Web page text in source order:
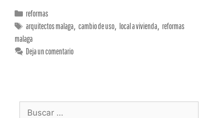
reformas
arquitectos malaga,cambio de uso, local a vivienda, reformas
malaga
Deja un comentario